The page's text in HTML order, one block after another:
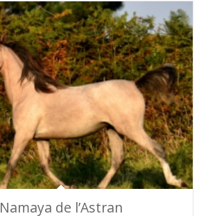
Namaya de l’Astran